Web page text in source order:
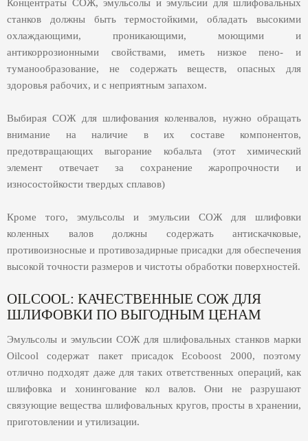
Концентраты СОЖ, эмульсолы и эмульсии для шлифовальных
станков должны быть термостойкими, обладать высокими
охлаждающими, проникающими, моющими и
антикоррозионными свойствами, иметь низкое пено- и
туманообразование, не содержать веществ, опасных для
здоровья рабочих, и с неприятным запахом.
Выбирая СОЖ для шлифования коленвалов, нужно обращать
внимание на наличие в их составе компонентов,
предотвращающих выгорание кобальта (этот химический
элемент отвечает за сохранение жаропрочности и
износостойкости твердых сплавов)
Кроме того, эмульсолы и эмульсии СОЖ для шлифовки
коленных валов должны содержать антискачковые,
противоизносные и противозадирные присадки для обеспечения
высокой точности размеров и чистоты обработки поверхностей.
OILCOOL: КАЧЕСТВЕННЫЕ СОЖ ДЛЯ
ШЛИФОВКИ ПО ВЫГОДНЫМ ЦЕНАМ
Эмульсолы и эмульсии СОЖ для шлифовальных станков марки
Oilcool содержат пакет присадок Ecoboost 2000, поэтому
отлично подходят даже для таких ответственных операций, как
шлифовка и хонингование кол валов. Они не разрушают
связующие вещества шлифовальных кругов, просты в хранении,
приготовлении и утилизации.